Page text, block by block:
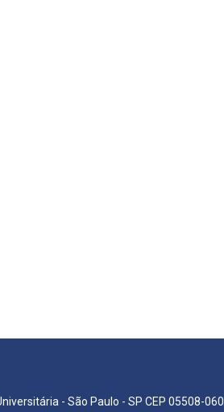
- São Paulo - SP CEP 05508-060